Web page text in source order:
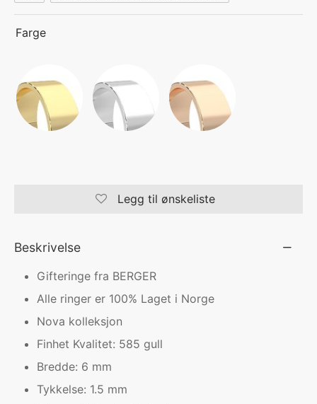
Farge
Legg til ønskeliste
Beskrivelse
Gifteringe fra BERGER
Alle ringer er 100% Laget i Norge
Nova kolleksjon
Finhet Kvalitet: 585 gull
Bredde: 6 mm
Tykkelse: 1.5 mm